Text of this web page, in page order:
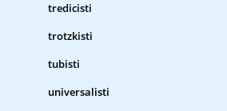
tredicisti
trotzkisti
tubisti
universalisti